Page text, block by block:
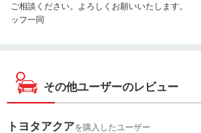
ご相談ください。よろしくお願い
ッフ一同
その他ユーザーのレビュー
トヨタアクアを購入したユーザー